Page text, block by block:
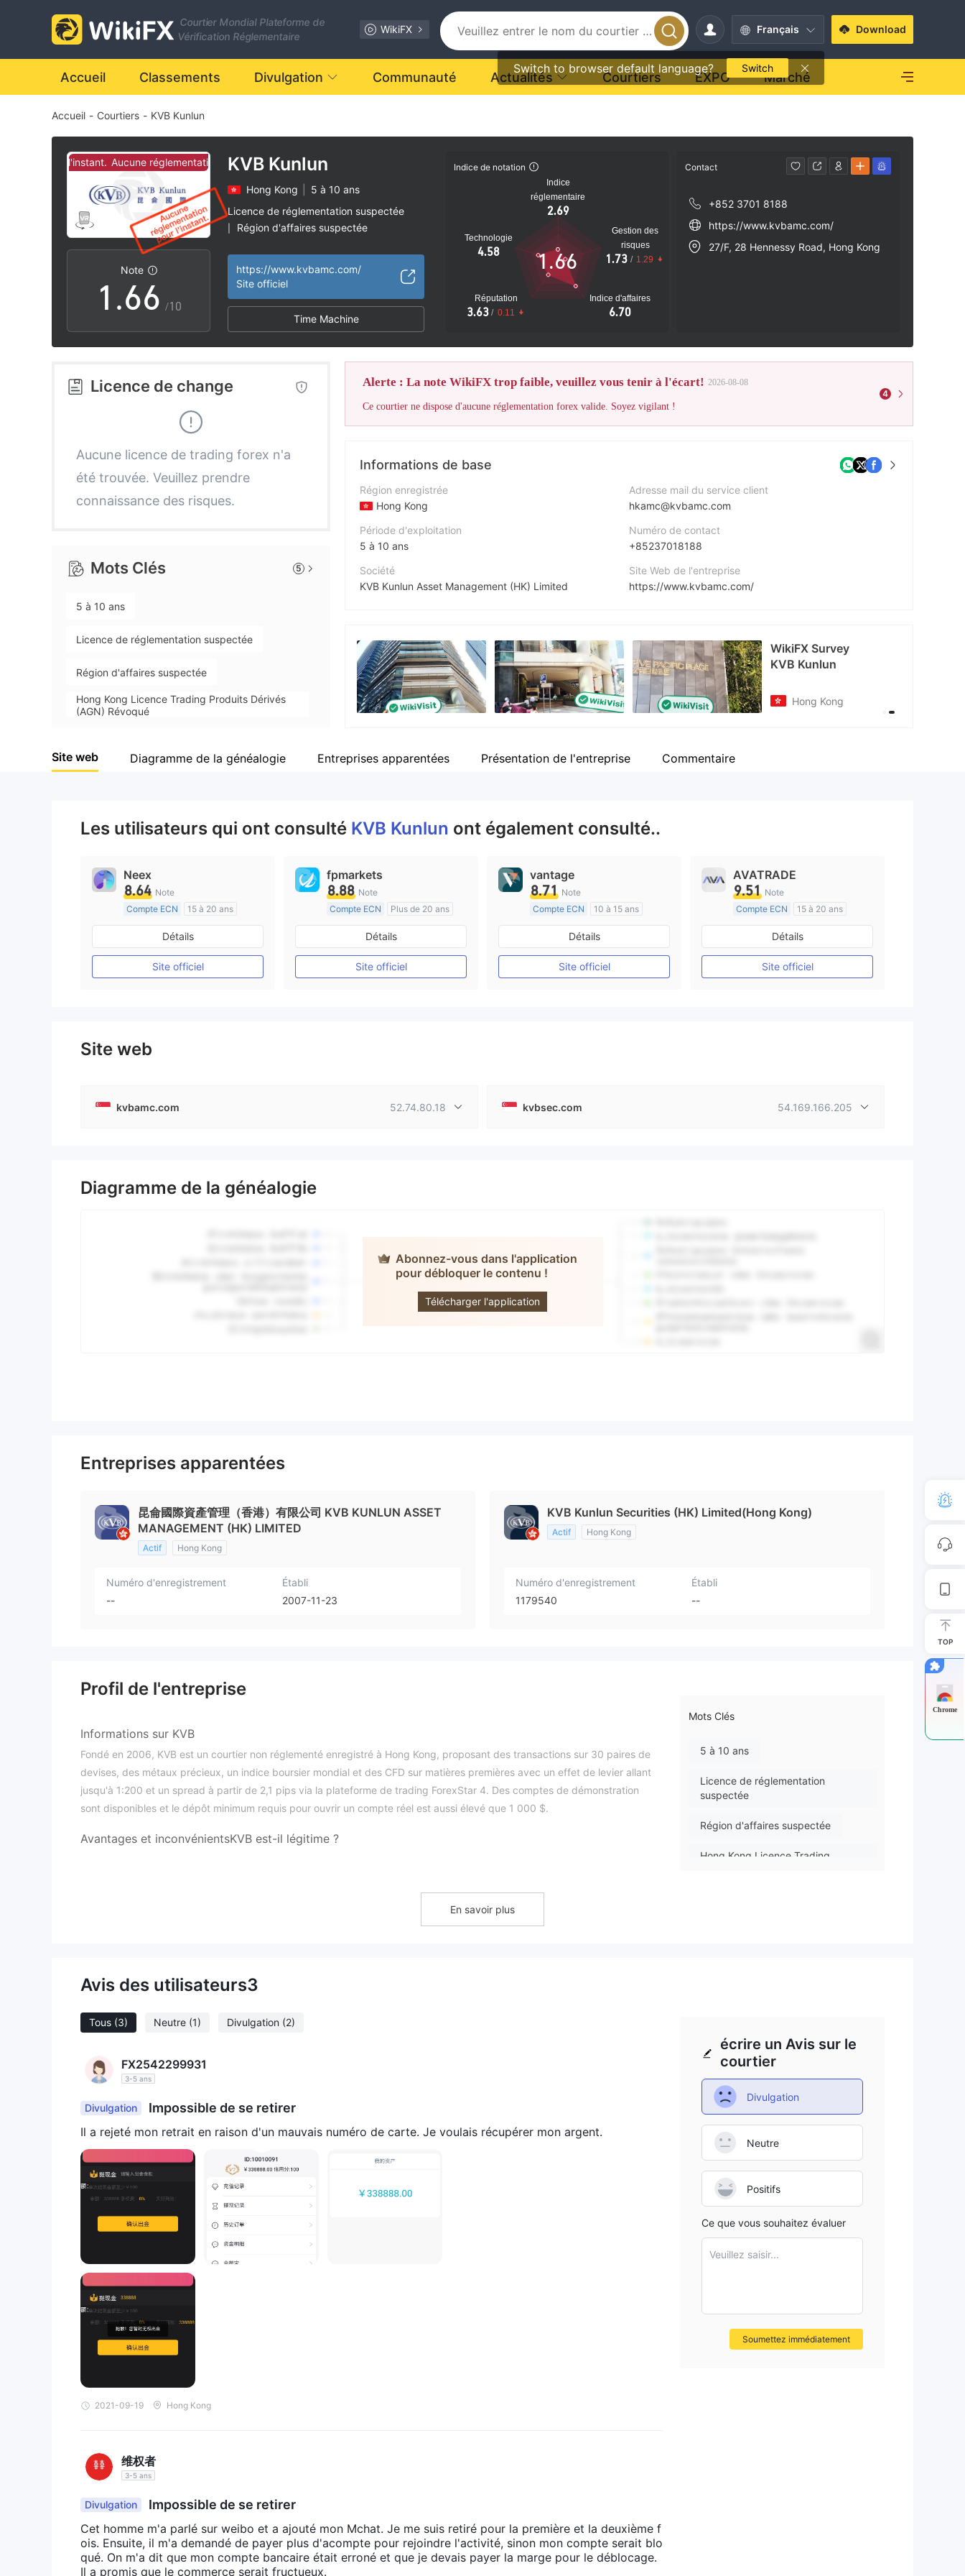
Courtier Mondial Plateforme de
Vérification Réglementaire
WikiFX Français
Switch to browser default language? Switch
Download
Accueil Classements Divulgation Communauté Actualités Courtiers EXPO Marché
Accueil - Courtiers - KVB Kunlun
pour l'instant. Aucune réglementation pour l'instant.
Note
0
1
2
3
5
6
9
.
0
1
2
3
4
5
6
7
8
0
1
2
3
4
5
6
7
8
/10
KVB Kunlun
Hong Kong
5 à 10 ans
Licence de réglementation suspectée
Région d'affaires suspectée
Dérivés (AGN) Révoqué
Risque élevé potentiel
https://www.kvbamc.com/
Site officiel
Time Machine
Indice de notation
Indice
réglementaire
2.69
Technologie
4.58
Réputation
3.63 / 0.11
Indice d'affaires
6.70
Gestion des
risques
1.73 / 1.29
1.66
Contact
+852 3701 8188
https://www.kvbamc.com/
27/F, 28 Hennessy Road, Hong Kong
Licence de change
Aucune licence de trading forex n'a
été trouvée. Veuillez prendre
connaissance des risques.
Mots Clés 5
5 à 10 ans
Licence de réglementation suspectée
Région d'affaires suspectée
Hong Kong Licence Trading Produits Dérivés
(AGN) Révoqué
Alerte : La note WikiFX trop faible, veuillez vous tenir à l'écart! 2026-08-08
Ce courtier ne dispose d'aucune réglementation forex valide. Soyez vigilant !
4
Informations de base
Région enregistrée
Hong Kong
Période d'exploitation
5 à 10 ans
Société
KVB Kunlun Asset Management (HK) Limited
Personnel
--
Adresse mail du service client
hkamc@kvbamc.com
Numéro de contact
+85237018188
Site Web de l'entreprise
https://www.kvbamc.com/
WikiFX Survey
Hong Kong
WikiFX Survey
KVB Kunlun
Hong Kong
Site web Diagramme de la généalogie Entreprises apparentées Présentation de l'entreprise Commentaire
Les utilisateurs qui ont consulté KVB Kunlun ont également consulté..
Neex
8.64 Note
Compte ECN
15 à 20 ans
Réglementation de Australie
Market Making (MM)
Etiquette principale MT4
Détails
Site officiel
fpmarkets
8.88 Note
Compte ECN
Plus de 20 ans
Réglementation de Australie
Market Making (MM)
Etiquette principale MT4
Détails
Site officiel
vantage
8.71 Note
Compte ECN
10 à 15 ans
Réglementation de Australie
Market Making (MM)
Etiquette principale MT4
Détails
Site officiel
AVATRADE
9.51 Note
Compte ECN
15 à 20 ans
Réglementation de Australie
Market Making (MM)
Etiquette principale MT4
Détails
Site officiel
Site web
kvbamc.com 52.74.80.18 kvbsec.com 54.169.166.205
Diagramme de la généalogie
Abonnez-vous dans l'application
pour débloquer le contenu !
Télécharger l'application
KVB Kunlun
Entreprises apparentées
昆侖國際資產管理（香港）有限公司 KVB KUNLUN ASSET
MANAGEMENT (HK) LIMITED
Actif Hong Kong
Numéro d'enregistrement
--
Établi
2007-11-23
KVB Kunlun Securities (HK) Limited(Hong Kong)
Actif Hong Kong
Numéro d'enregistrement
1179540
Établi
--
Profil de l'entreprise
Informations sur KVB
Fondé en 2006, KVB est un courtier non réglementé enregistré à Hong Kong, proposant des transactions sur 30 paires de
devises, des métaux précieux, un indice boursier mondial et des CFD sur matières premières avec un effet de levier allant
jusqu'à 1:200 et un spread à partir de 2,1 pips via la plateforme de trading ForexStar 4. Des comptes de démonstration
sont disponibles et le dépôt minimum requis pour ouvrir un compte réel est aussi élevé que 1 000 $.
Avantages et inconvénientsKVB est-il légitime ?
et les pertes, choisir le bon montant est une détermination clé du risque pour les traders.
Frais KVBPlateforme de trading
Le courtier n'accepte que les paiements parcarte de crédit/débit, virement bancaire et virement télégraphique.
Mots Clés
5 à 10 ans
Licence de réglementation
suspectée
Région d'affaires suspectée
Hong Kong Licence Trading
En savoir plus
Avis des utilisateurs3
Tous (3) Neutre (1) Divulgation (2)
FX2542299931
3-5 ans
Divulgation Impossible de se retirer
Il a rejeté mon retrait en raison d'un mauvais numéro de carte. Je voulais récupérer mon argent.
2021-09-19 Hong Kong
维权者
3-5 ans
Divulgation Impossible de se retirer
Cet homme m'a parlé sur weibo et a ajouté mon Mchat. Je me suis retiré pour la première et la deuxième f
ois. Ensuite, il m'a demandé de payer plus d'acompte pour rejoindre l'activité, sinon mon compte serait blo
qué. On m'a dit que mon compte bancaire était erroné et que je devais payer la marge pour le déblocage.
Il a promis que le commerce serait fructueux.
écrire un Avis sur le
courtier
Divulgation
Neutre
Positifs
Ce que vous souhaitez évaluer
Veuillez saisir...
Soumettez immédiatement
TOP
Chrome